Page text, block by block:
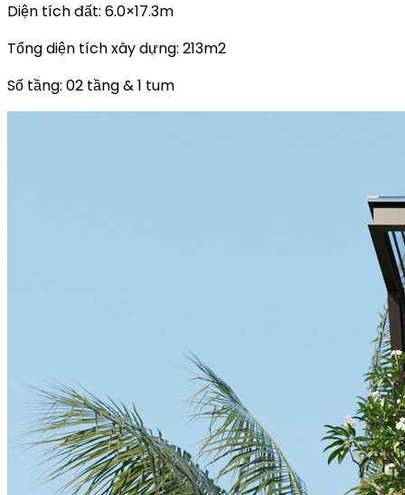
Diện tích đất: 6.0×17.3m
Tổng diện tích xây dựng: 213m2
Số tầng: 02 tầng & 1 tum